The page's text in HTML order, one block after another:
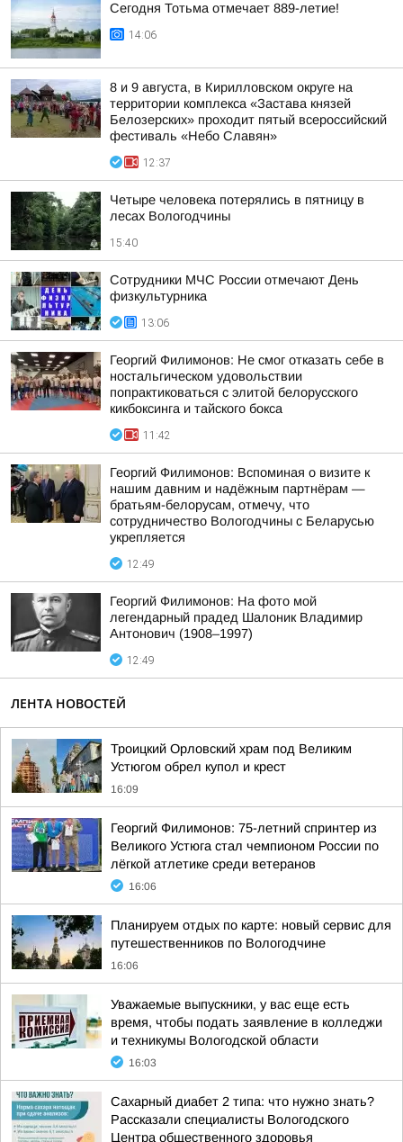
Сегодня Тотьма отмечает 889-летие!
14:06
8 и 9 августа, в Кирилловском округе на
территории комплекса «Застава князей
Белозерских» проходит пятый всероссийский
фестиваль «Небо Славян»
12:37
Четыре человека потерялись в пятницу в
лесах Вологодчины
15:40
Сотрудники МЧС России отмечают День
физкультурника
13:06
Георгий Филимонов: Не смог отказать себе в
ностальгическом удовольствии
попрактиковаться с элитой белорусского
кикбоксинга и тайского бокса
11:42
Георгий Филимонов: Вспоминая о визите к
нашим давним и надёжным партнёрам —
братьям-белорусам, отмечу, что
сотрудничество Вологодчины с Беларусью
укрепляется
12:49
Георгий Филимонов: На фото мой
легендарный прадед Шалоник Владимир
Антонович (1908–1997)
12:49
ЛЕНТА НОВОСТЕЙ
Троицкий Орловский храм под Великим
Устюгом обрел купол и крест
16:09
Георгий Филимонов: 75-летний спринтер из
Великого Устюга стал чемпионом России по
лёгкой атлетике среди ветеранов
16:06
Планируем отдых по карте: новый сервис для
путешественников по Вологодчине
16:06
Уважаемые выпускники, у вас еще есть
время, чтобы подать заявление в колледжи
и техникумы Вологодской области
16:03
Сахарный диабет 2 типа: что нужно знать?
Рассказали специалисты Вологодского
Центра общественного здоровья